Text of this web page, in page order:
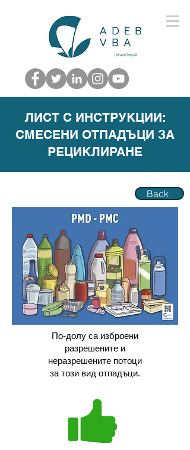
ЛИСТ С ИНСТРУКЦИИ:
СМЕСЕНИ ОТПАДЪЦИ ЗА
РЕЦИКЛИРАНЕ
Back
По-долу са изброени
разрешените и
неразрешените потоци
за този вид отпадъци.